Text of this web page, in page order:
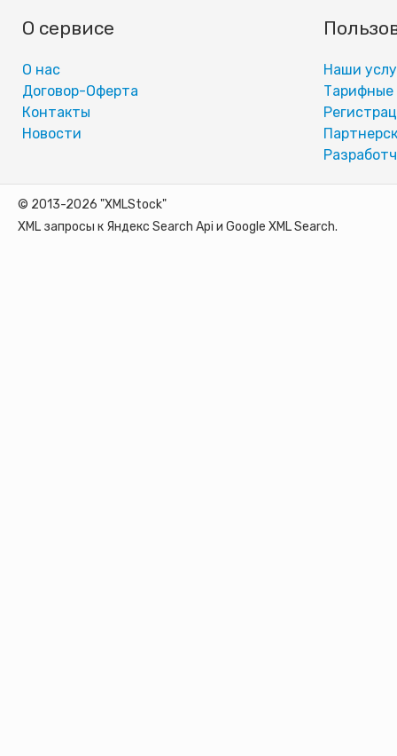
О сервисе
О нас
Договор-Оферта
Контакты
Новости
Наши
Тарифные
© 2013-2026 "XMLStock"
XML запросы к Яндекс Search Api и Google XML Search.